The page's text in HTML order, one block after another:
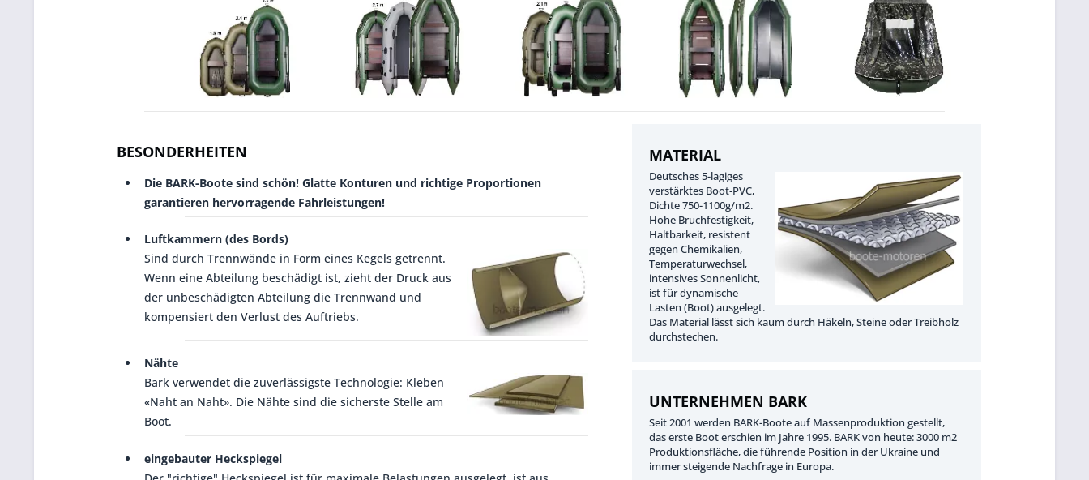
MATERIAL
Deutsches 5-lagiges
verstärktes Boot-PVC,
Dichte 750-1100g/m2.
Hohe Bruchfestigkeit,
Haltbarkeit, resistent
gegen Chemikalien,
Temperaturwechsel,
intensives Sonnenlicht,
ist für dynamische
Lasten (Boot) ausgelegt.
Das Material lässt sich kaum durch Häkeln, Steine oder Treibholz
durchstechen.
UNTERNEHMEN BARK
Seit 2001 werden BARK-Boote auf Massenproduktion gestellt,
das erste Boot erschien im Jahre 1995. BARK von heute: 3000 m2
Produktionsfläche, die führende Position in der Ukraine und
immer steigende Nachfrage in Europa.
BESONDERHEITEN
Die BARK-Boote sind schön! Glatte Konturen und richtige Proportionen
garantieren hervorragende Fahrleistungen!
Luftkammern (des Bords)
Sind durch Trennwände in Form eines Kegels getrennt.
Wenn eine Abteilung beschädigt ist, zieht der Druck aus
der unbeschädigten Abteilung die Trennwand und
kompensiert den Verlust des Auftriebs.
Nähte
Bark verwendet die zuverlässigste Technologie: Kleben
«Naht an Naht». Die Nähte sind die sicherste Stelle am
Boot.
eingebauter Heckspiegel